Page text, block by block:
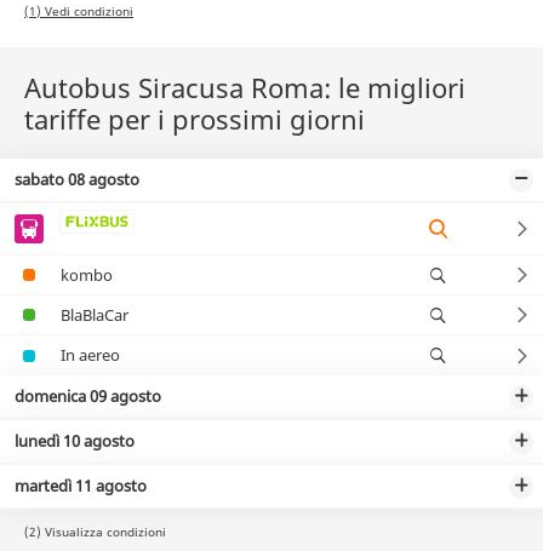
(1) Vedi condizioni
Autobus Siracusa Roma: le migliori
tariffe per i prossimi giorni
sabato 08 agosto
kombo
BlaBlaCar
In aereo
domenica 09 agosto
lunedì 10 agosto
martedì 11 agosto
(2) Visualizza condizioni